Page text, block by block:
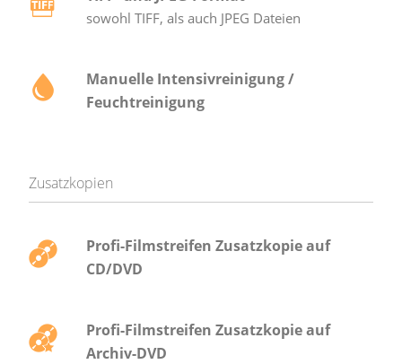
sowohl TIFF, als auch JPEG Dateien
Manuelle Intensivreinigung /
Feuchtreinigung
Zusatzkopien
Profi-Filmstreifen Zusatzkopie auf
CD/DVD
Profi-Filmstreifen Zusatzkopie auf
Archiv-DVD